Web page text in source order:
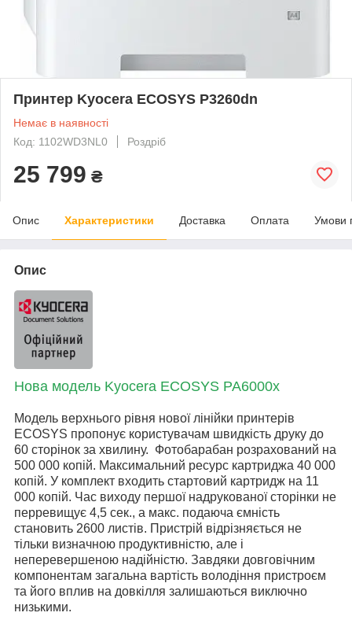
Принтер Kyocera ECOSYS P3260dn
Немає в наявності
Код: 1102WD3NL0
Роздріб
25 799 ₴
Опис Характеристики Доставка Оплата Умови
Опис
Нова модель Kyocera ECOSYS PA6000x
Модель верхнього рівня нової лінійки принтерів
ECOSYS пропонує користувачам швидкість друку до
60 сторінок за хвилину. Фотобарабан розрахований на
500 000 копій. Максимальний ресурс картриджа 40 000
копій. У комплект входить стартовий картридж на 11
000 копій. Час виходу першої надрукованої сторінки не
перревищує 4,5 сек., а макс. подаюча ємність
становить 2600 листів. Пристрій відрізняється не
тільки визначною продуктивністю, але і
неперевершеною надійністю. Завдяки довговічним
компонентам загальна вартість володіння пристроєм
та його вплив на довкілля залишаються виключно
низькими.